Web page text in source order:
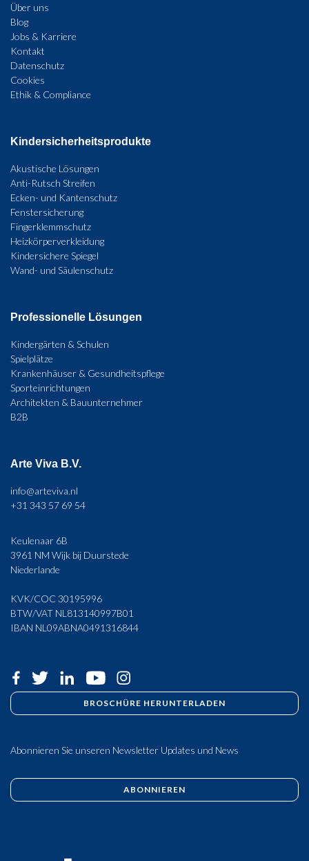
Über uns
Blog
Jobs & Karriere
Kontakt
Datenschutz
Cookies
Ethik & Compliance
Kindersicherheitsprodukte
Akustische Lösungen
Anti-Rutsch Streifen
Ecken- und Kantenschutz
Fenstersicherung
Fingerklemmschutz
Heizkörperverkleidung
Kindersichere Spiegel
Wand- und Säulenschutz
Professionelle Lösungen
Kindergärten & Schulen
Spielplätze
Krankenhäuser & Gesundheitspflege
Sporteinrichtungen
Architekten & Bauunternehmer
B2B
Arte Viva B.V.
info@arteviva.nl
+31 343 57 69 54
Keulenaar 6B
3961 NM Wijk bij Duurstede
Niederlande
KVK/COC 30195996
BTW/VAT NL813140997B01
IBAN NL09ABNA0491316844
BROSCHÜRE HERUNTERLADEN
Abonnieren Sie unseren Newsletter Updates und News
ABONNIEREN